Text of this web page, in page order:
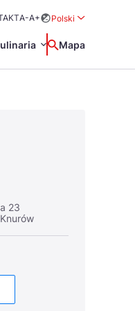
A-A+
Polski
Wyszukaj
Mapa
23